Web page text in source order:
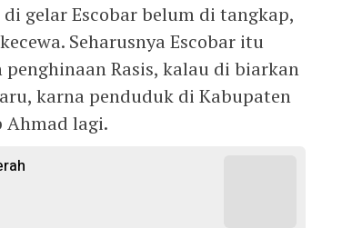
gelar Escobar belum di tangkap,
Seharusnya Escobar itu
Rasis, kalau di biarkan
karna penduduk di Kabupaten
lagi.